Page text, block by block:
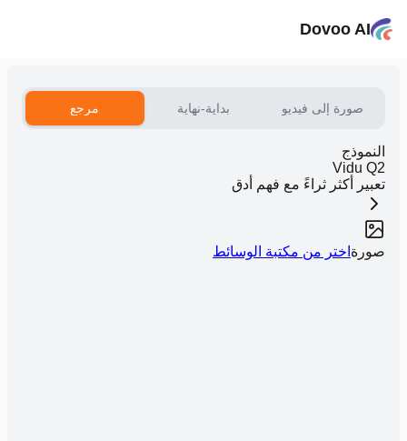
Dovoo AI
صورة إلى فيديو بداية-نهاية مرجع
النموذج
Vidu Q2
تعبير أكثر ثراءً مع فهم أدق
صورة اختر من مكتبة الوسائط